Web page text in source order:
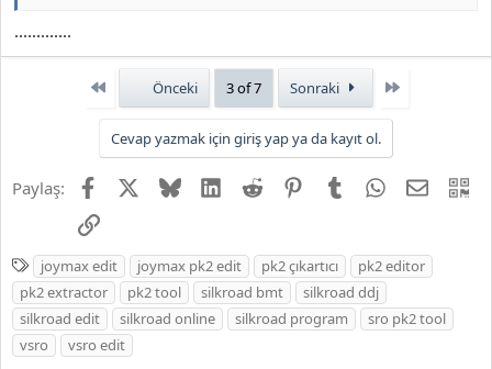
JOYMAX PK2 EXTRACTOR ÇIKARTICI
2026 DOWNLOAD İNDİR:
.............
Önceki 3 of 7 Sonraki
Cevap yazmak için giriş yap ya da kayıt ol.
Paylaş: Facebook BlueskyLinkedIn
Reddit PinterestTumblr WhatsApp
E-posta
Link
E
t
i
k
e
joymax edit joymax pk2 edit pk2 çıkartıcı
pk2 editor
pk2 extractor
pk2 tool silkroad bmt
silkroad ddj
silkroad edit
silkroad online silkroad program
sro pk2 tool
vsro
vsro edit